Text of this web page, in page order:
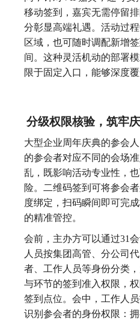
移动签到，嘉宾无需停留
分彰显高端礼遇。活动过
区域，也可随时调配新增
间。这种灵活机动的部署
限于固定入口，能够深度
分级权限核验，筑牢
大型企业周年庆典的参会
的参会者对应不同的会场
乱，既影响活动专业性，
险。二维码签到可将参会
度绑定，扫码瞬间即可完
的精准管控。
会前，主办方可以通过31
人员按集团高管、分公司
者、工作人员等身份分类
与环节的签到准入权限，
签到点位。会中，工作人
识别参会者的身份权限：